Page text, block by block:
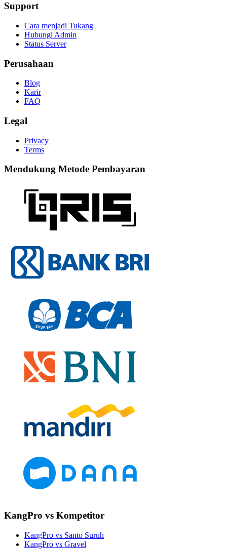
Support
Cara menjadi Tukang
Hubungi Admin
Status Server
Perusahaan
Blog
Karir
FAQ
Legal
Privacy
Terms
Mendukung Metode Pembayaran
KangPro vs Kompetitor
KangPro vs Santo Suruh
KangPro vs Gravel